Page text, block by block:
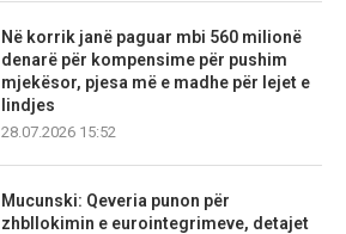
Në korrik janë paguar mbi 560 milionë
denarë për kompensime për pushim
mjekësor, pjesa më e madhe për lejet e
lindjes
28.07.2026 15:52
Mucunski: Qeveria punon për
zhbllokimin e eurointegrimeve, detajet